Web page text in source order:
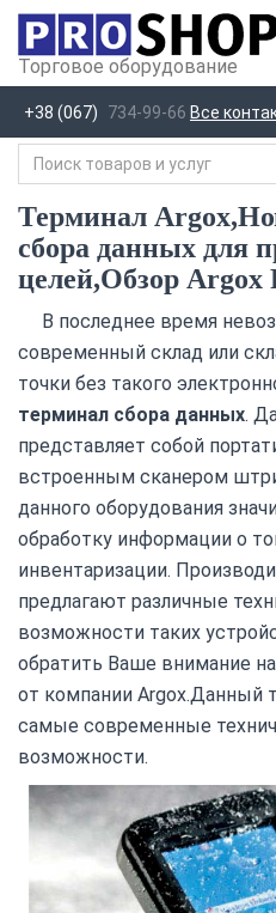
Торговое оборудование
+38 (067) 734-99-66 Все
Терминал
сбора данных для
целей,Обзор Argox
В последнее время
современный склад или
точки без такого
терминал сбора данных.
представляет собой
встроенным сканером
данного оборудования
обработку информации о
инвентаризации.
предлагают различные
возможности таких
обратить Ваше внимание
от компании Argox.Данный
самые современные
возможности.